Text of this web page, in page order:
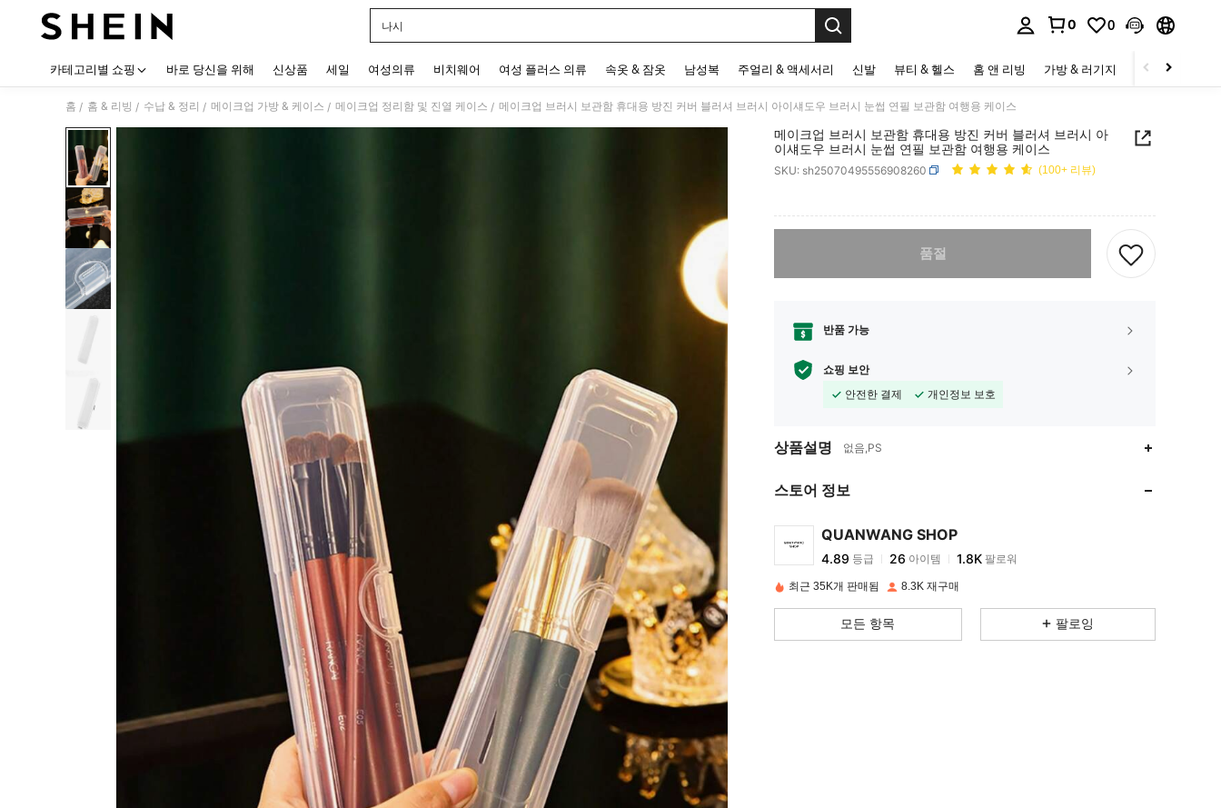
나시
0 0
카테고리별 쇼핑 바로 당신을 위해 신상품 세일 여성의류 비치웨어 여성 플러스 의류 속옷 & 잠옷 남성복 주얼리 & 액세서리 신발 뷰티 & 헬스 홈 앤 리빙 가방 & 러기지 스포츠 & 아웃
홈 / 홈 & 리빙 / 수납 & 정리 / 메이크업 가방 & 케이스 / 메이크업 정리함 및 진열 케이스 / 메이크업 브러시 보관함 휴대용 방진 커버 블러셔 브러시 아이섀도우 브러시 눈썹 연필 보관함 여행용 케이스
메이크업 브러시 보관함 휴대용 방진 커버 블러셔 브러시 아
이섀도우 브러시 눈썹 연필 보관함 여행용 케이스
SKU: sh25070495556908260 (100+ 리뷰)
품절
반품 가능
쇼핑 보안
안전한 결제
개인정보 보호
상품설명 없음,PS
스토어 정보
QUANWANG SHOP
4.89
4.89 26아이템
8***6 이(가)하루 전에지불됨
최근 35K개 판매됨 8.3K 재구매
모든 항목 팔로잉